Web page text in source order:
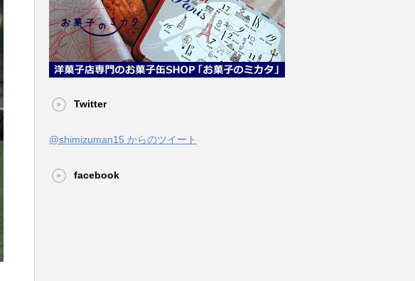
Twitter
@shimizuman15 からのツイート
facebook